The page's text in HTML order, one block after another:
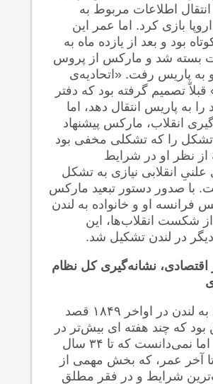
اطلاعات مربوط به
بازی کرد. اما عمر این
بود و بعد از یازده ماه به
بسته شد و مارکس از پروس
به پاریس رفت. «اتحادیه‌ی
تصمیم گرفته بود که دفتر
به پاریس انتقال دهد، اما
انقلاب، مارکس پیشنهاد
تشکل را که تشکلی مخفی بود
از نظر او در شرایط
انقلابی نیازی به تشکل
با صدور دستور تبعید مارکس
فرانسه او و خانواده به لندن
شکست انقلاب‌ها، این
دیگر در لندن تشکیل شد.
اقتصادی، نشانه‌گیری کل نظام
هنگام ورود به لندن در اواخر ۱۸۴۹ قصد
که چند هفته ای بیش‌تر در
آن‌جا نماند، اما نمی‌دانست که تا ۳۴ سال
تا آخر عمر، که بخش مهمی از
شرایط و در فقر مطلق